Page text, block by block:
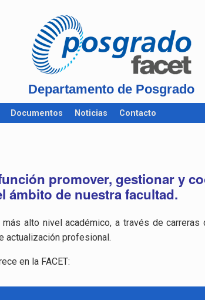
Departamento de Posgrado
Documentos Noticias Contacto
promover, gestionar y
ámbito de nuestra facultad.
alto nivel académico, a través de carreras
actualización profesional.
en la FACET: